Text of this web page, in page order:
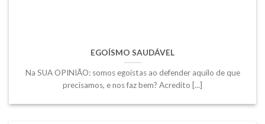
EGOÍSMO SAUDÁVEL
Na SUA OPINIÃO: somos egoístas ao defender aquilo de que
precisamos, e nos faz bem? Acredito [...]